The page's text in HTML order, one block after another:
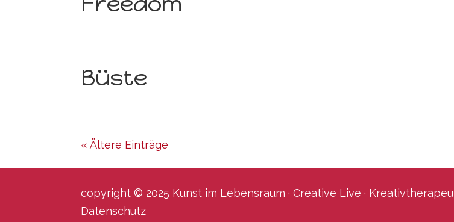
Büste
« Ältere Einträge
copyright © 2025 Kunst im Lebensraum · Creative Live ·
Datenschutz